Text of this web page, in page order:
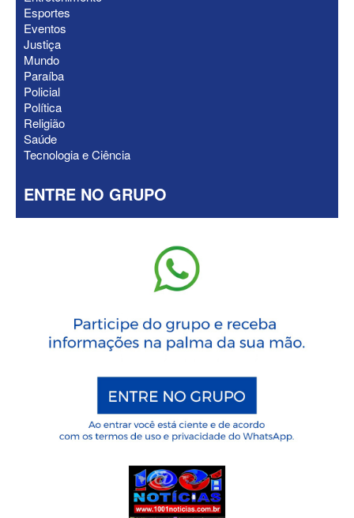
Esportes
Eventos
Justiça
Mundo
Paraíba
Policial
Política
Religião
Saúde
Tecnologia e Ciência
ENTRE NO GRUPO